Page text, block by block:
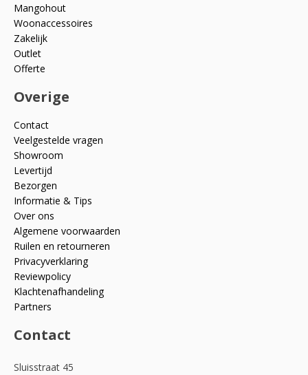
Mangohout
Woonaccessoires
Zakelijk
Outlet
Offerte
Overige
Contact
Veelgestelde vragen
Showroom
Levertijd
Bezorgen
Informatie & Tips
Over ons
Algemene voorwaarden
Ruilen en retourneren
Privacyverklaring
Reviewpolicy
Klachtenafhandeling
Partners
Contact
Sluisstraat 45